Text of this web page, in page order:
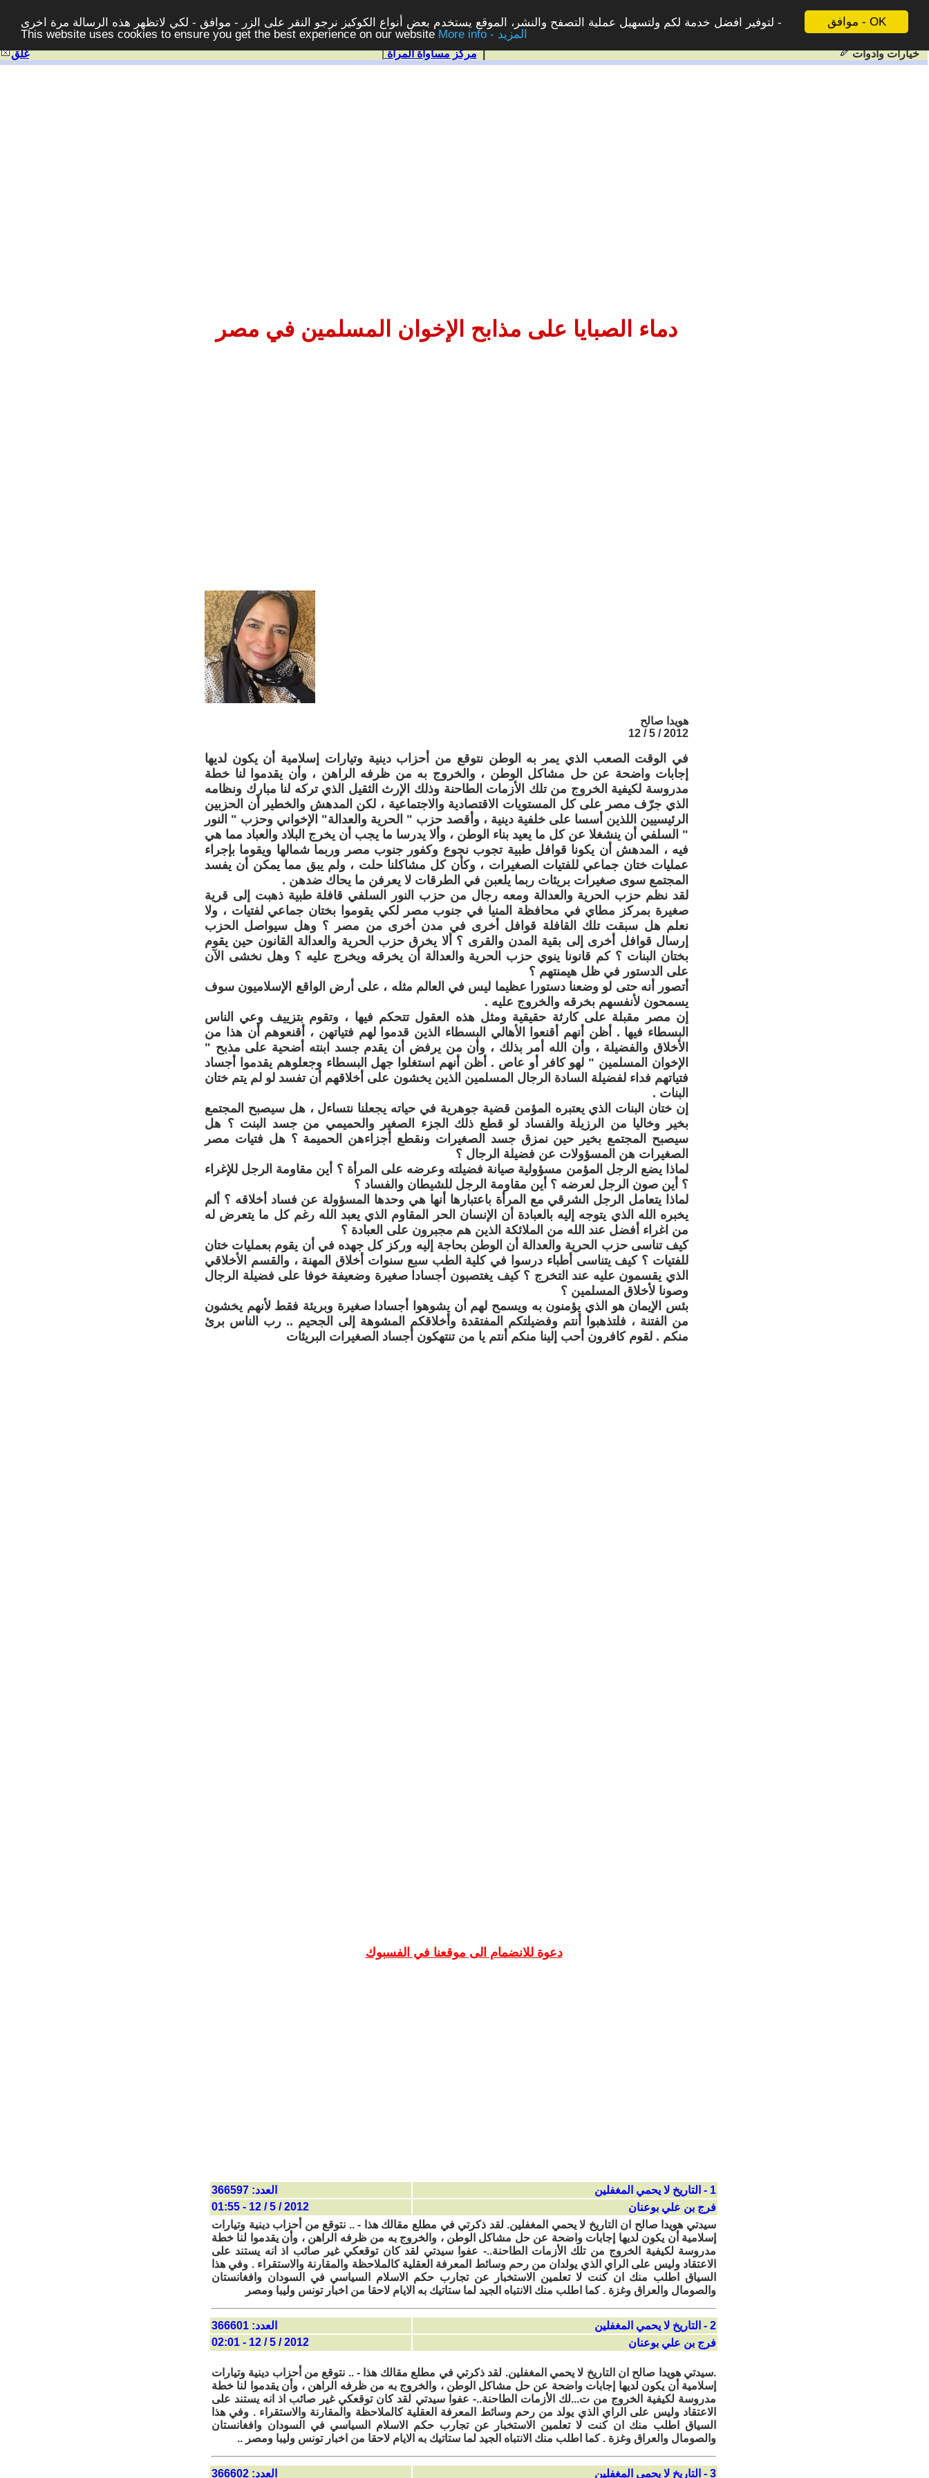
موافق - OK
لتوفير افضل خدمة لكم ولتسهيل عملية التصفح والنشر، الموقع يستخدم بعض أنواع الكوكيز نرجو النقر على الزر - موافق - لكي لاتظهر هذه الرسالة مرة اخرى -
This website uses cookies to ensure you get the best experience on our website
More info - المزيد
غلق | مركز مساواة المرأة| خيارات وادوات
دماء الصبايا على مذابح الإخوان المسلمين في مصر
هويدا صالح
2012 / 5 / 12
في الوقت الصعب الذي يمر به الوطن نتوقع من أحزاب دينية وتيارات إسلامية أن يكون لديها
إجابات واضحة عن حل مشاكل الوطن ، والخروج به من ظرفه الراهن ، وأن يقدموا لنا خطة
مدروسة لكيفية الخروج من تلك الأزمات الطاحنة وذلك الإرث الثقيل الذي تركه لنا مبارك ونظامه
الذي جرّف مصر على كل المستويات الاقتصادية والاجتماعية ، لكن المدهش والخطير أن الحزبين
الرئيسيين اللذين أسسا على خلفية دينية ، وأقصد حزب " الحرية والعدالة" الإخواني وحزب " النور
" السلفي أن ينشغلا عن كل ما يعيد بناء الوطن ، وألا يدرسا ما يجب أن يخرج البلاد والعباد مما هي
فيه ، المدهش أن يكونا قوافل طبية تجوب نجوع وكفور جنوب مصر وربما شمالها ويقوما بإجراء
عمليات ختان جماعي للفتيات الصغيرات ، وكأن كل مشاكلنا حلت ، ولم يبق مما يمكن أن يفسد
المجتمع سوى صغيرات بريئات ربما يلعبن في الطرقات لا يعرفن ما يحاك ضدهن .
لقد نظم حزب الحرية والعدالة ومعه رجال من حزب النور السلفي قافلة طبية ذهبت إلى قرية
صغيرة بمركز مطاي في محافظة المنيا في جنوب مصر لكي يقوموا بختان جماعي لفتيات ، ولا
نعلم هل سبقت تلك القافلة قوافل أخرى في مدن أخرى من مصر ؟ وهل سيواصل الحزب
إرسال قوافل أخرى إلى بقية المدن والقرى ؟ ألا يخرق حزب الحرية والعدالة القانون حين يقوم
بختان البنات ؟ كم قانونا ينوي حزب الحرية والعدالة أن يخرقه ويخرج عليه ؟ وهل نخشى الآن
على الدستور في ظل هيمنتهم ؟
أتصور أنه حتى لو وضعنا دستورا عظيما ليس في العالم مثله ، على أرض الواقع الإسلاميون سوف
يسمحون لأنفسهم بخرقه والخروج عليه .
إن مصر مقبلة على كارثة حقيقية ومثل هذه العقول تتحكم فيها ، وتقوم بتزييف وعي الناس
البسطاء فيها . أظن أنهم أقنعوا الأهالي البسطاء الذين قدموا لهم فتياتهن ، أقنعوهم أن هذا من
الأخلاق والفضيلة ، وأن الله أمر بذلك ، وأن من يرفض أن يقدم جسد ابنته أضحية على مذبح "
الإخوان المسلمين " لهو كافر أو عاص . أظن أنهم استغلوا جهل البسطاء وجعلوهم يقدموا أجساد
فتياتهم فداء لفضيلة السادة الرجال المسلمين الذين يخشون على أخلاقهم أن تفسد لو لم يتم ختان
البنات .
إن ختان البنات الذي يعتبره المؤمن قضية جوهرية في حياته يجعلنا نتساءل ، هل سيصبح المجتمع
بخير وخاليا من الرزيلة والفساد لو قطع ذلك الجزء الصغير والحميمي من جسد البنت ؟ هل
سيصبح المجتمع بخير حين نمزق جسد الصغيرات ونقطع أجزاءهن الحميمة ؟ هل فتيات مصر
الصغيرات هن المسؤولات عن فضيلة الرجال ؟
لماذا يضع الرجل المؤمن مسؤولية صيانة فضيلته وعرضه على المرأة ؟ أين مقاومة الرجل للإغراء
؟ أين صون الرجل لعرضه ؟ أين مقاومة الرجل للشيطان والفساد ؟
لماذا يتعامل الرجل الشرقي مع المرأة باعتبارها أنها هي وحدها المسؤولة عن فساد أخلاقه ؟ ألم
يخبره الله الذي يتوجه إليه بالعبادة أن الإنسان الحر المقاوم الذي يعبد الله رغم كل ما يتعرض له
من اغراء أفضل عند الله من الملائكة الذين هم مجبرون على العبادة ؟
كيف تناسى حزب الحرية والعدالة أن الوطن بحاجة إليه وركز كل جهده في أن يقوم بعمليات ختان
للفتيات ؟ كيف يتناسى أطباء درسوا في كلية الطب سبع سنوات أخلاق المهنة ، والقسم الأخلاقي
الذي يقسمون عليه عند التخرج ؟ كيف يغتصبون أجسادا صغيرة وضعيفة خوفا على فضيلة الرجال
وصونا لأخلاق المسلمين ؟
بئس الإيمان هو الذي يؤمنون به ويسمح لهم أن يشوهوا أجسادا صغيرة وبريئة فقط لأنهم يخشون
من الفتنة ، فلتذهبوا أنتم وفضيلتكم المفتقدة وأخلاقكم المشوهة إلى الجحيم .. رب الناس برئ
منكم . لقوم كافرون أحب إلينا منكم أنتم يا من تنتهكون أجساد الصغيرات البريئات
دعوة للانضمام الى موقعنا في الفسبوك
1 - التاريخ لا يحمي المغفلين
العدد: 366597
فرج بن علي بوعنان
2012 / 5 / 12 - 01:55
سيدتي هويدا صالح ان التاريخ لا يحمي المغفلين. لقد ذكرتي في مطلع مقالك هذا - .. نتوقع من أحزاب دينية وتيارات
إسلامية أن يكون لديها إجابات واضحة عن حل مشاكل الوطن ، والخروج به من ظرفه الراهن ، وأن يقدموا لنا خطة
مدروسة لكيفية الخروج من تلك الأزمات الطاحنة..- عفوا سيدتي لقد كان توقعكي غير صائب اذ انه يستند على
الاعتقاد وليس على الراي الذي يولدان من رحم وسائط المعرفة العقلية كالملاحظة والمقارنة والاستقراء . وفي هذا
السياق اطلب منك ان كنت لا تعلمين الاستخبار عن تجارب حكم الاسلام السياسي في السودان وافغانستان
والصومال والعراق وغزة . كما اطلب منك الانتباه الجيد لما ستاتيك به الايام لاحقا من اخبار تونس وليبا ومصر
2 - التاريخ لا يحمي المغفلين
العدد: 366601
فرج بن علي بوعنان
2012 / 5 / 12 - 02:01
.سيدتي هويدا صالح ان التاريخ لا يحمي المغفلين. لقد ذكرتي في مطلع مقالك هذا - .. نتوقع من أحزاب دينية وتيارات
إسلامية أن يكون لديها إجابات واضحة عن حل مشاكل الوطن ، والخروج به من ظرفه الراهن ، وأن يقدموا لنا خطة
مدروسة لكيفية الخروج من ت...لك الأزمات الطاحنة..- عفوا سيدتي لقد كان توقعكي غير صائب اذ انه يستند على
الاعتقاد وليس على الراي الذي يولد من رحم وسائط المعرفة العقلية كالملاحظة والمقارنة والاستقراء . وفي هذا
السياق اطلب منك ان كنت لا تعلمين الاستخبار عن تجارب حكم الاسلام السياسي في السودان وافغانستان
والصومال والعراق وغزة . كما اطلب منك الانتباه الجيد لما ستاتيك به الايام لاحقا من اخبار تونس وليبا ومصر ..
3 - التاريخ لا يحمي المغفلين العدد: 366602